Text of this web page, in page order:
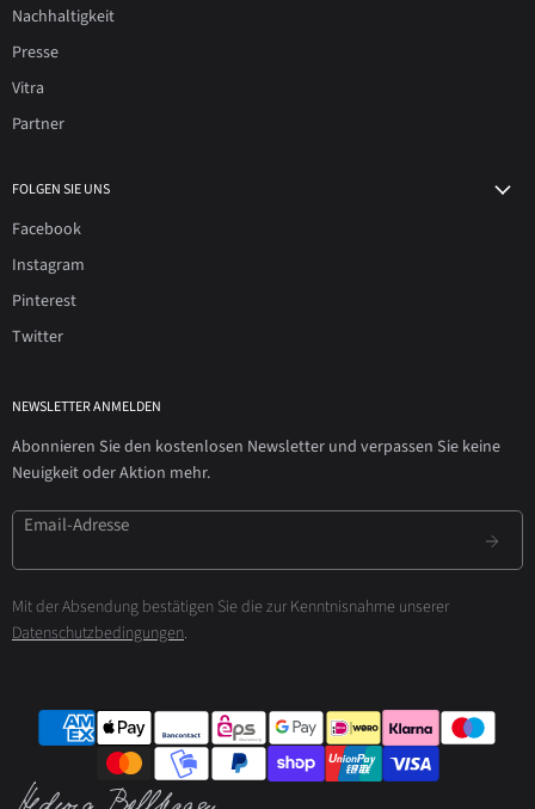
Nachhaltigkeit
Presse
Vitra
Partner
FOLGEN SIE UNS
Facebook
Instagram
Pinterest
Twitter
NEWSLETTER ANMELDEN
Abonnieren Sie den kostenlosen Newsletter und verpassen Sie keine
Neuigkeit oder Aktion mehr.
Email-Adresse
Mit der Absendung bestätigen Sie die zur Kenntnisnahme unserer
Datenschutzbedingungen.